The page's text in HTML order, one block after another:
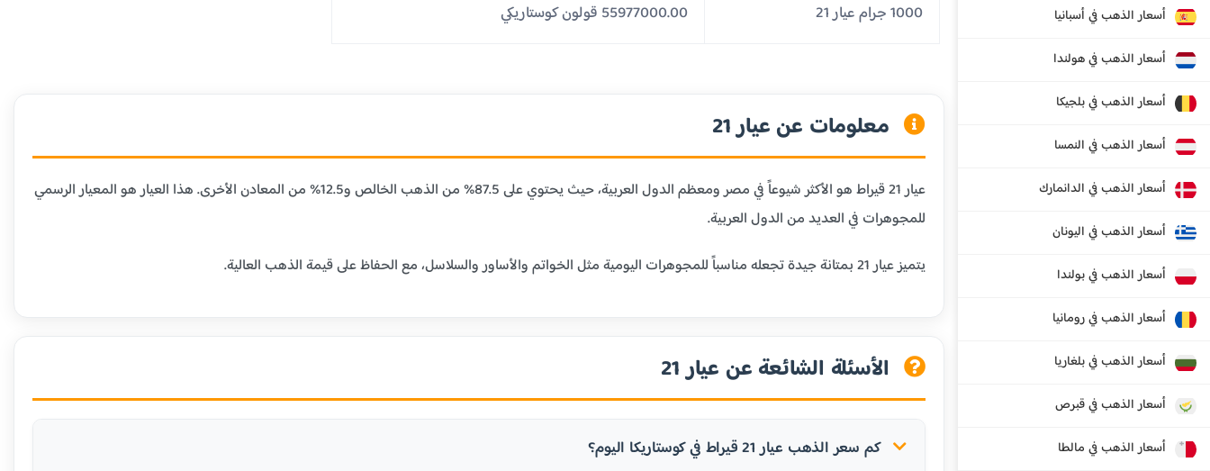
أسعار الذهب في أسبانيا
أسعار الذهب في هولندا
أسعار الذهب في بلجيكا
أسعار الذهب في النمسا
أسعار الذهب في الدانمارك
أسعار الذهب في اليونان
أسعار الذهب في بولندا
أسعار الذهب في رومانيا
أسعار الذهب في بلغاريا
أسعار الذهب في قبرص
أسعار الذهب في مالطا
1000 جرام عيار 21 55977000.00 قولون كوستاريكي
معلومات عن عيار 21
عيار 21 قيراط هو الأكثر شيوعاً في مصر ومعظم الدول العربية، حيث يحتوي على 87.5% من الذهب الخالص و12.5% من المعادن الأخرى. هذا العيار هو المعيار الرسمي
للمجوهرات في العديد من الدول العربية.
يتميز عيار 21 بمتانة جيدة تجعله مناسباً للمجوهرات اليومية مثل الخواتم والأساور والسلاسل، مع الحفاظ على قيمة الذهب العالية.
الأسئلة الشائعة عن عيار 21
كم سعر الذهب عيار 21 قيراط في كوستاريكا اليوم؟